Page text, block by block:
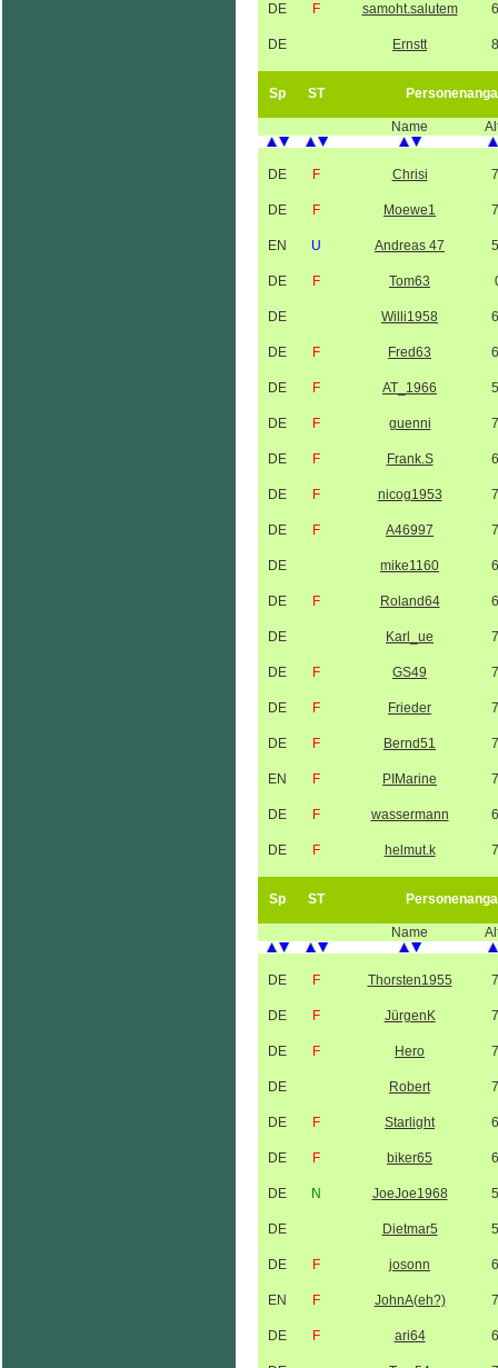
DE F samoht.salutem
DE Ernstt
Sp ST
Name
DE F Chrisi
DE F Moewe1
EN U Andreas 47
DE F Tom63
DE Willi1958
DE F Fred63
DE F AT_1966
DE F guenni
DE F Frank.S
DE F nicog1953
DE F A46997
DE mike1160
DE F Roland64
DE Karl_ue
DE F GS49
DE F Frieder
DE F Bernd51
EN F PIMarine
DE F wassermann
DE F helmut.k
Sp ST
Name
DE F Thorsten1955
DE F JürgenK
DE F Hero
DE Robert
DE F Starlight
DE F biker65
DE N JoeJoe1968
DE Dietmar5
DE F josonn
EN F JohnA(eh?)
DE F ari64